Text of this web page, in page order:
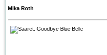
Mika Roth